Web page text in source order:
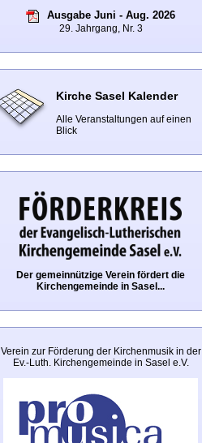
Ausgabe Juni - Aug. 2026
29. Jahrgang, Nr. 3
Kirche Sasel Kalender
Alle Veranstaltungen auf einen
Blick
Der gemeinnützige Verein fördert die
Kirchengemeinde in Sasel...
Verein zur Förderung der Kirchenmusik in der
Ev.-Luth. Kirchengemeinde in Sasel e.V.